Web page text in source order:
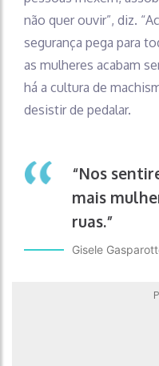
não quer ouvir”, diz.
segurança pega para
as mulheres acabam
há a cultura de
desistir de pedalar.
“Nos
mais
ruas.”
Gisele